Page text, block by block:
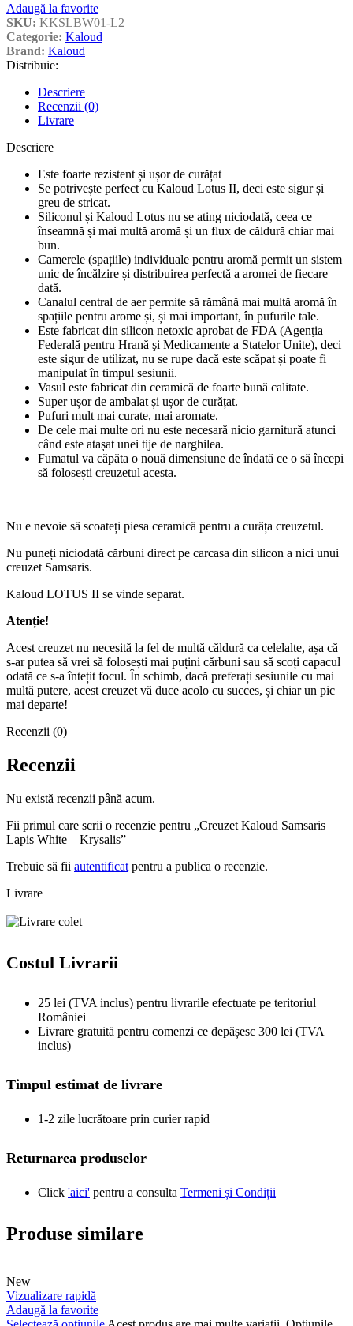
Adaugă la favorite
SKU: KKSLBW01-L2
Categorie: Kaloud
Brand: Kaloud
Distribuie:
Descriere
Recenzii (0)
Livrare
Descriere
Este foarte rezistent și ușor de curățat
Se potrivește perfect cu Kaloud Lotus II, deci este sigur și
greu de stricat.
Siliconul și Kaloud Lotus nu se ating niciodată, ceea ce
înseamnă și mai multă aromă și un flux de căldură chiar mai
bun.
Camerele (spațiile) individuale pentru aromă permit un sistem
unic de încălzire și distribuirea perfectă a aromei de fiecare
dată.
Canalul central de aer permite să rămână mai multă aromă în
spațiile pentru arome și, și mai important, în pufurile tale.
Este fabricat din silicon netoxic aprobat de FDA (Agenţia
Federală pentru Hrană şi Medicamente a Statelor Unite), deci
este sigur de utilizat, nu se rupe dacă este scăpat și poate fi
manipulat în timpul sesiunii.
Vasul este fabricat din ceramică de foarte bună calitate.
Super ușor de ambalat și ușor de curățat.
Pufuri mult mai curate, mai aromate.
De cele mai multe ori nu este necesară nicio garnitură atunci
când este atașat unei tije de narghilea.
Fumatul va căpăta o nouă dimensiune de îndată ce o să începi
să folosești creuzetul acesta.
Nu e nevoie să scoateți piesa ceramică pentru a curăța creuzetul.
Nu puneți niciodată cărbuni direct pe carcasa din silicon a nici unui
creuzet Samsaris.
Kaloud LOTUS II se vinde separat.
Atenție!
Acest creuzet nu necesită la fel de multă căldură ca celelalte, așa că
s-ar putea să vrei să folosești mai puțini cărbuni sau să scoți capacul
odată ce s-a întețit focul. În schimb, dacă preferați sesiunile cu mai
multă putere, acest creuzet vă duce acolo cu succes, și chiar un pic
mai departe!
Recenzii (0)
Recenzii
Nu există recenzii până acum.
Fii primul care scrii o recenzie pentru „Creuzet Kaloud Samsaris
Lapis White – Krysalis”
Trebuie să fii autentificat pentru a publica o recenzie.
Livrare
Costul Livrarii
25 lei (TVA inclus) pentru livrarile efectuate pe teritoriul
României
Livrare gratuită pentru comenzi ce depășesc 300 lei (TVA
inclus)
Timpul estimat de livrare
1-2 zile lucrătoare prin curier rapid
Returnarea produselor
Click 'aici' pentru a consulta Termeni și Condiții
Produse similare
New
Vizualizare rapidă
Adaugă la favorite